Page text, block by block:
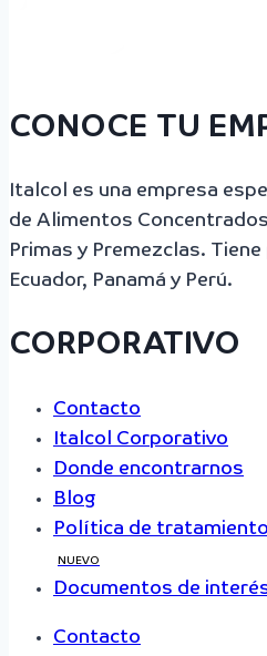
CONOCE TU
Italcol es una empresa
de Alimentos
Primas y Premezclas.
Ecuador, Panamá y Perú.
CORPORATIVO
Contacto
Italcol Corporativo
Donde encontrarnos
Blog
Política de
NUEVO
Documentos de
Contacto